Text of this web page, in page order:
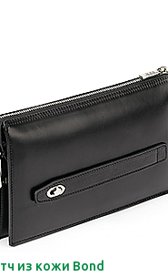
из кожи Bond